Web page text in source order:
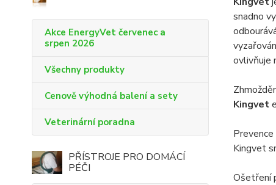
Akce EnergyVet červenec a
srpen 2026
Všechny produkty
Cenově výhodná balení a sety
Veterinární poradna
PŘÍSTROJE PRO DOMÁCÍ
PÉČI
snadno
ovlivňuje
Kingvet
Kingvet
Ošetření